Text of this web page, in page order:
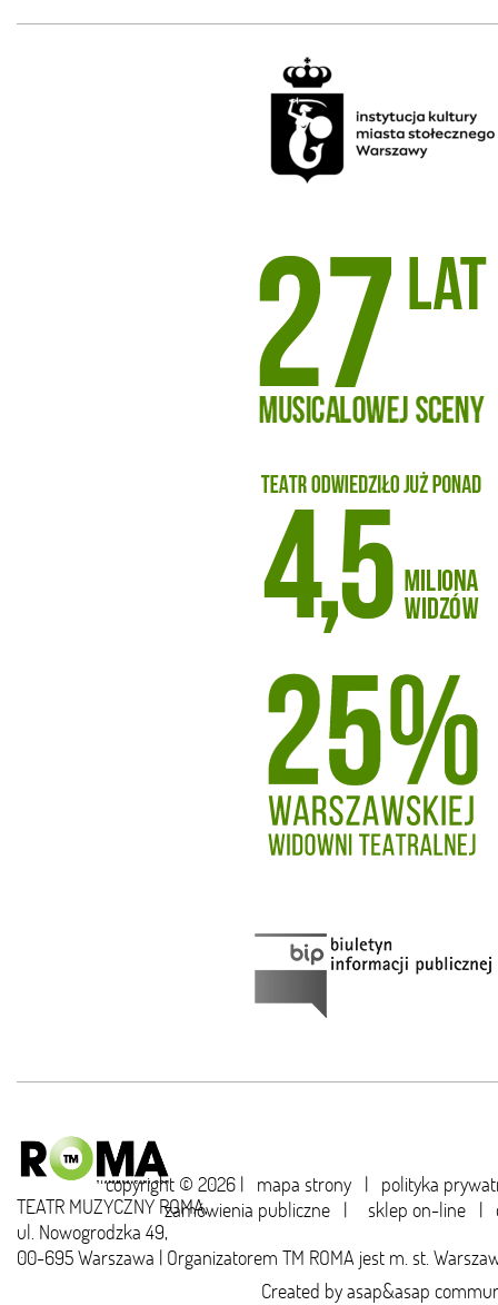
copyright © 2026 | mapa strony | polityka
zamówienia publiczne | sklep on-line |
TEATR MUZYCZNY ROMA,
ul. Nowogrodzka 49,
00-695 Warszawa | Organizatorem TM ROMA jest m. st.
Created byasap&asap